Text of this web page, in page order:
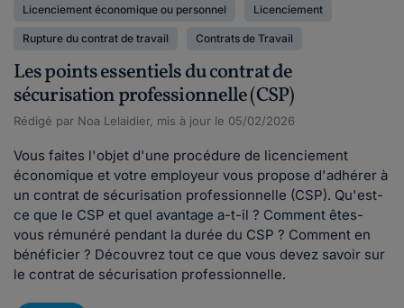
Licenciement économique ou personnel Licenciement
Rupture du contrat de travail Contrats de Travail
Les points essentiels du contrat de
sécurisation professionnelle (CSP)
Rédigé par Noa Lelaidier, mis à jour le 05/02/2026
Vous faites l'objet d'une procédure de licenciement
économique et votre employeur vous propose d'adhérer à
un contrat de sécurisation professionnelle (CSP). Qu'est-
ce que le CSP et quel avantage a-t-il ? Comment êtes-
vous rémunéré pendant la durée du CSP ? Comment en
bénéficier ? Découvrez tout ce que vous devez savoir sur
le contrat de sécurisation professionnelle.